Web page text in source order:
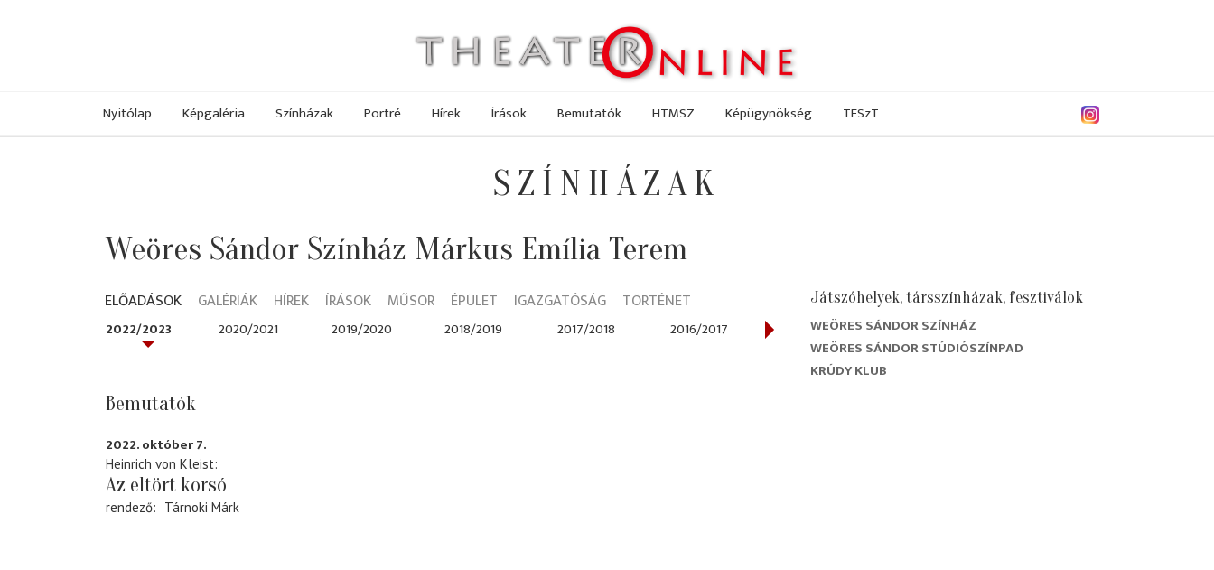
Nyitólap Képgaléria Színházak Portré Hírek Írások Bemutatók HTMSZ Képügynökség TESzT
SZÍNHÁZAK
Weöres Sándor Színház Márkus Emília Terem
ELŐADÁSOK GALÉRIÁK HÍREK ÍRÁSOK MŰSOR ÉPÜLET IGAZGATÓSÁG TÖRTÉNET
2022/2023 2020/2021 2019/2020 2018/2019 2017/2018 2016/2017 2015/2016 2014/2015
Bemutatók
2022. október 7.
Heinrich von Kleist
Az eltört korsó
rendező Tárnoki Márk
Játszóhelyek, társszínházak, fesztiválok
WEÖRES SÁNDOR SZÍNHÁZ
WEÖRES SÁNDOR STÚDIÓSZÍNPAD
KRÚDY KLUB